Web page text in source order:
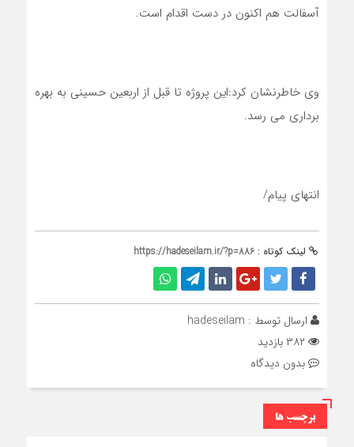
آسفالت هم اکنون در دست اقدام است.
وی خاطرنشان کرد:این پروژه تا قبل از اربعین حسینی به بهره
برداری می رسد.
انتهای پیام/
لینک کوتاه : https://hadeseilam.ir/?p=886
ارسال توسط : hadeseilam
بدون دیدگاه
برچسب ها